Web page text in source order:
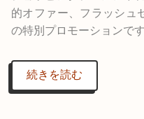
的オファー、フラッシュ
の特別プロモーションで
続きを読む